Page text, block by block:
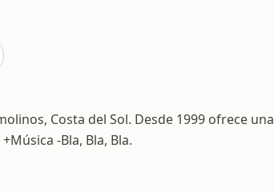
Costa del Sol. Desde 1999 ofrece una
-Bla, Bla, Bla.